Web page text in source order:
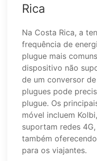
Rica
Na Costa Rica, a
frequência de
plugue mais
dispositivo não
de um conversor
plugues pode
plugue. Os
móvel incluem
suportam redes
também
para os viajantes.